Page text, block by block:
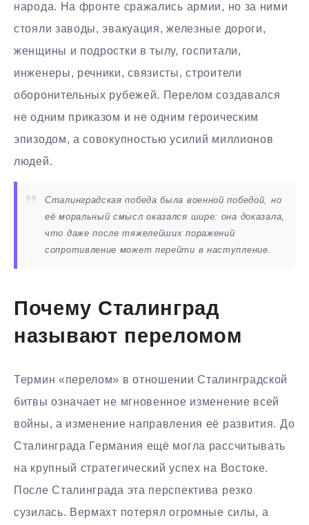
народа. На фронте сражались армии, но за ними
стояли заводы, эвакуация, железные дороги,
женщины и подростки в тылу, госпитали,
инженеры, речники, связисты, строители
оборонительных рубежей. Перелом создавался
не одним приказом и не одним героическим
эпизодом, а совокупностью усилий миллионов
людей.
Сталинградская победа была военной победой, но
её моральный смысл оказался шире: она доказала,
что даже после тяжелейших поражений
сопротивление может перейти в наступление.
Почему Сталинград
называют переломом
Термин «перелом» в отношении Сталинградской
битвы означает не мгновенное изменение всей
войны, а изменение направления её развития. До
Сталинграда Германия ещё могла рассчитывать
на крупный стратегический успех на Востоке.
После Сталинграда эта перспектива резко
сузилась. Вермахт потерял огромные силы, а